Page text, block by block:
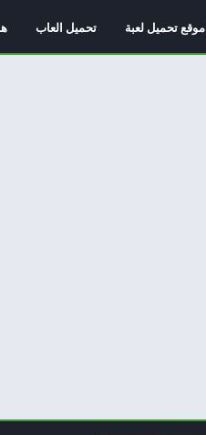
موقع تحميل لعبة تحميل العاب